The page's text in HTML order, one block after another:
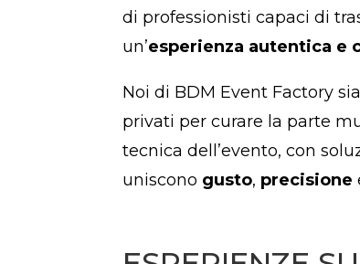
di professionisti capaci di
un’esperienza autentica e
Noi di BDM Event Factory
privati per curare la parte
tecnica dell’evento, con
uniscono gusto, precisione